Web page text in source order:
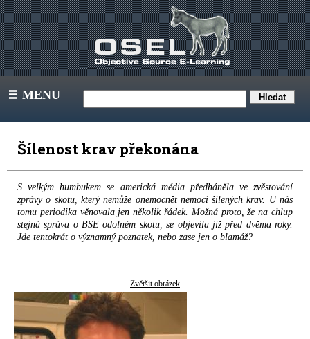
III MENU
Šílenost krav překonána
S velkým humbukem se americká média předháněla ve zvěstování
zprávy o skotu, který nemůže onemocnět nemocí šílených krav. U nás
tomu periodika věnovala jen několik řádek. Možná proto, že na chlup
stejná správa o BSE odolném skotu, se objevila již před dvěma roky.
Jde tentokrát o významný poznatek, nebo zase jen o blamáž?
Zvětšit obrázek